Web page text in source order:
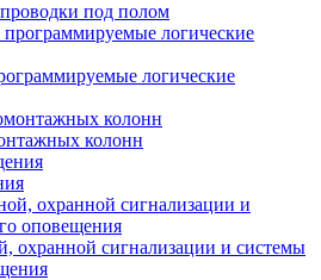
под полом
логические
колонн
охранной сигнализации и системы